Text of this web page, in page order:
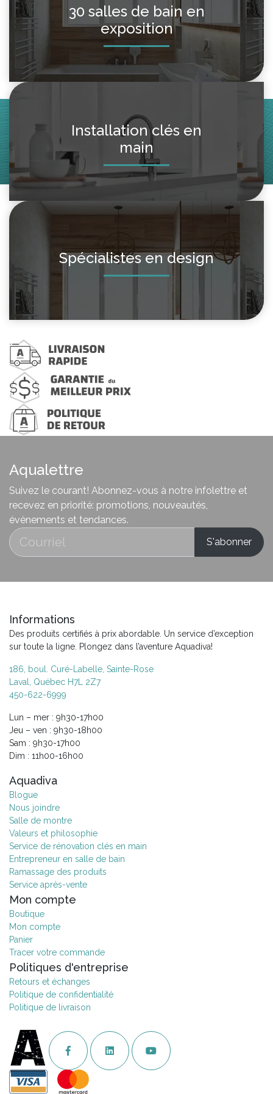
30 salles de bain en
exposition
Installation clés en
main
Spécialistes en design
Aqualettre
Suivez le courant! Abonnez-vous à notre infolettre et
recevez en priorité: promotions, nouveautés,
évènements et tendances.
Informations
Des produits certifiés à prix abordable. Un service d’exception
sur toute la ligne. Plongez dans l’aventure Aquadiva!
186, boul. Curé-Labelle, Sainte-Rose
Laval, Québec H7L 2Z7
450-622-6999
Lun – mer : 9h30-17h00
Jeu – ven : 9h30-18h00
Sam : 9h30-17h00
Dim : 11h00-16h00
Aquadiva
Blogue
Nous joindre
Salle de montre
Valeurs et philosophie
Service de rénovation clés en main
Entrepreneur en salle de bain
Ramassage des produits
Service après-vente
Mon compte
Boutique
Mon compte
Panier
Tracer votre commande
Politiques d'entreprise
Retours et échanges
Politique de confidentialité
Politique de livraison